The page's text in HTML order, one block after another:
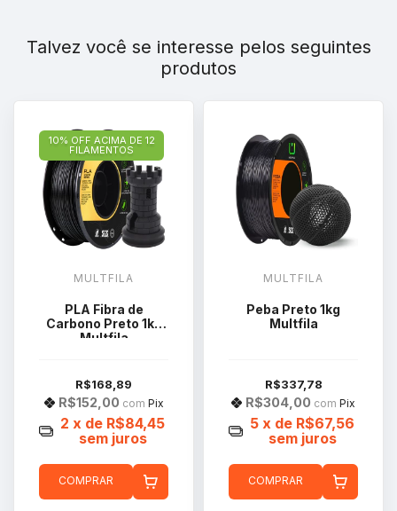
Talvez você se interesse pelos seguintes
produtos
10% OFF ACIMA DE 12
FILAMENTOS
MULTFILA
PLA Fibra de
Carbono Preto 1kg
Multfila
R$168,89
R$152,00 com Pix
2 x de R$84,45
sem juros
COMPRAR
MULTFILA
Peba Preto 1kg
Multfila
R$337,78
R$304,00 com Pix
5 x de R$67,56
sem juros
COMPRAR